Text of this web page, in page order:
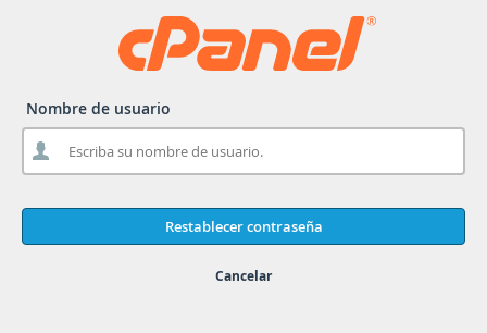
Nombre de usuario
Cancelar